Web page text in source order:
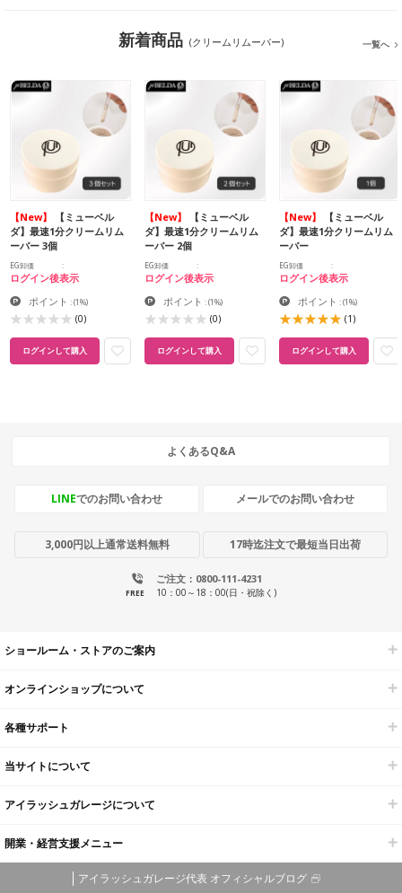
新着商品 (クリームリムーバー) 一覧へ
【New】
ダ】最速1分クリームリム
ーバー 3個
EG卸価
ログイン後表示
ポイント :(1%)
(0)
ログインして購入
【New】
ダ】最速1分クリームリム
ーバー 2個
EG卸価
ログイン後表示
ポイント :(1%)
(0)
ログインして購入
【New】
ダ】最速1分クリームリム
ーバー
EG卸価
ログイン後表示
ポイント :(1%)
(1)
ログインして購入
よくあるQ&A
LINEでのお問い合わせ メールでのお問い合わせ
3,000円以上通常送料無料 17時迄注文で最短当日出荷
ご注文：0800-111-4231
FREE 10：00～18：00(日・祝除く)
ショールーム・ストアのご案内
オンラインショップについて
各種サポート
当サイトについて
アイラッシュガレージについて
開業・経営支援メニュー
アイラッシュガレージ代表 オフィシャルブログ